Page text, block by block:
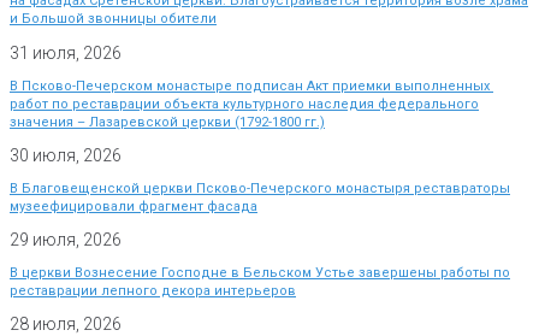
и Большой звонницы обители
31 июля, 2026
В Псково-Печерском монастыре подписан Акт приемки выполненных
работ по реставрации объекта культурного наследия федерального
значения – Лазаревской церкви (1792-1800 гг.)
30 июля, 2026
В Благовещенской церкви Псково-Печерского монастыря реставраторы
музеефицировали фрагмент фасада
29 июля, 2026
В церкви Вознесение Господне в Бельском Устье завершены работы по
реставрации лепного декора интерьеров
28 июля, 2026